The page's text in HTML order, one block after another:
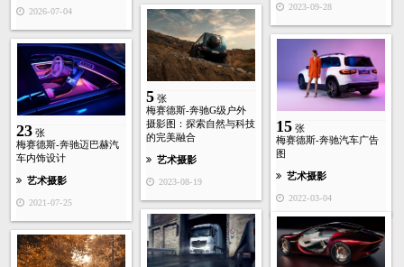
2026-07-04 2023-09-28
5 张
梅赛德斯-奔驰G级户外
摄影图：探索自然与科技
的完美融合
艺术摄影
2023-08-19
15 张
梅赛德斯-奔驰汽车广告
图
艺术摄影
2022-03-04
23 张
梅赛德斯-奔驰迈巴赫汽
车内饰设计
艺术摄影
2021-07-25